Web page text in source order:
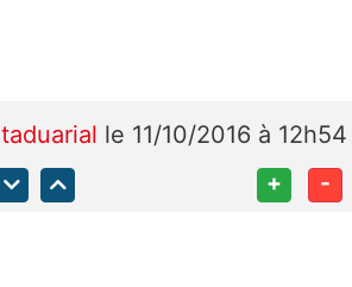
taduarial le 11/10/2016 à 12h54
+ -